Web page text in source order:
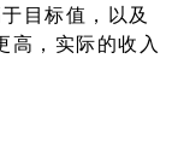
目标值，以及
高，实际的收入